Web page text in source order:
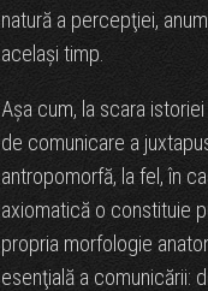
natură a percepţiei,
acelaşi timp.
Aşa cum, la scara
de comunicare a
antropomorfă, la fel, în
axiomatică o constituie
propria morfologie
esenţială a comunicării: